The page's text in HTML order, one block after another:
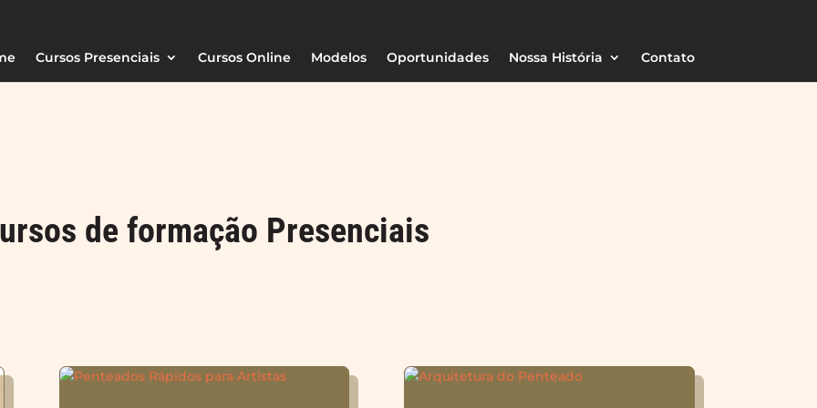
Cursos Presenciais Cursos Online Modelos Oportunidades Nossa História Contato
de formação Presenciais